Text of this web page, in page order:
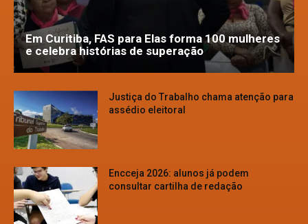
Em Curitiba, FAS para Elas forma 100 mulheres
e celebra histórias de superação
Justiça do Trabalho chama atenção para
assédio eleitoral
Encceja 2026: alunos já podem
consultar cartilha de redação